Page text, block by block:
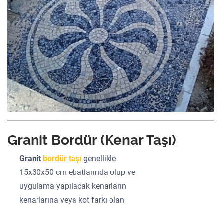
Granit Bordür (Kenar Taşı)
Granitbordür taşı genellikle
15x30x50 cm ebatlarında olup ve
uygulama yapılacak kenarların
kenarlarına veya kot farkı olan